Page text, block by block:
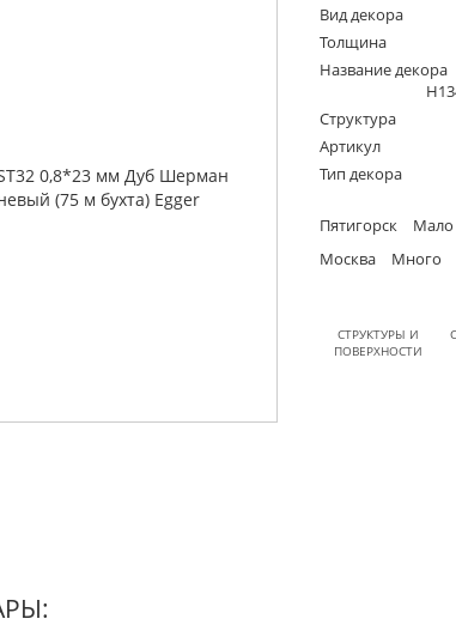
Вид декора
Толщина
Название декора
Структура
Артикул
Тип декора
Пятигорск
Мало
Москва
Много
СТРУКТУРЫ И
ПОВЕРХНОСТИ